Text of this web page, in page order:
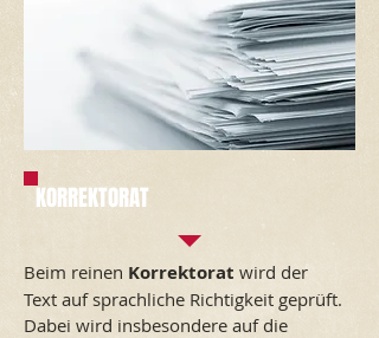
KORREKTORAT
Beim reinen Korrektorat wird der
Text auf sprachliche Richtigkeit geprüft.
Dabei wird insbesondere auf die